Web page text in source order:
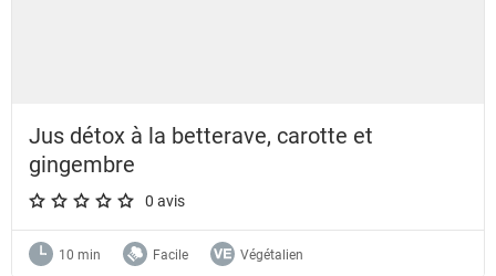
Jus détox à la betterave, carotte et
gingembre
A star rating of 0 out of 5.
0 avis
10 min Facile Végétalien